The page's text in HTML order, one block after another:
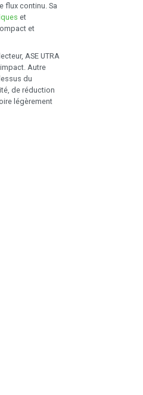
flux continu. Sa
et
et
ASE UTRA
Autre
du
de réduction
légèrement